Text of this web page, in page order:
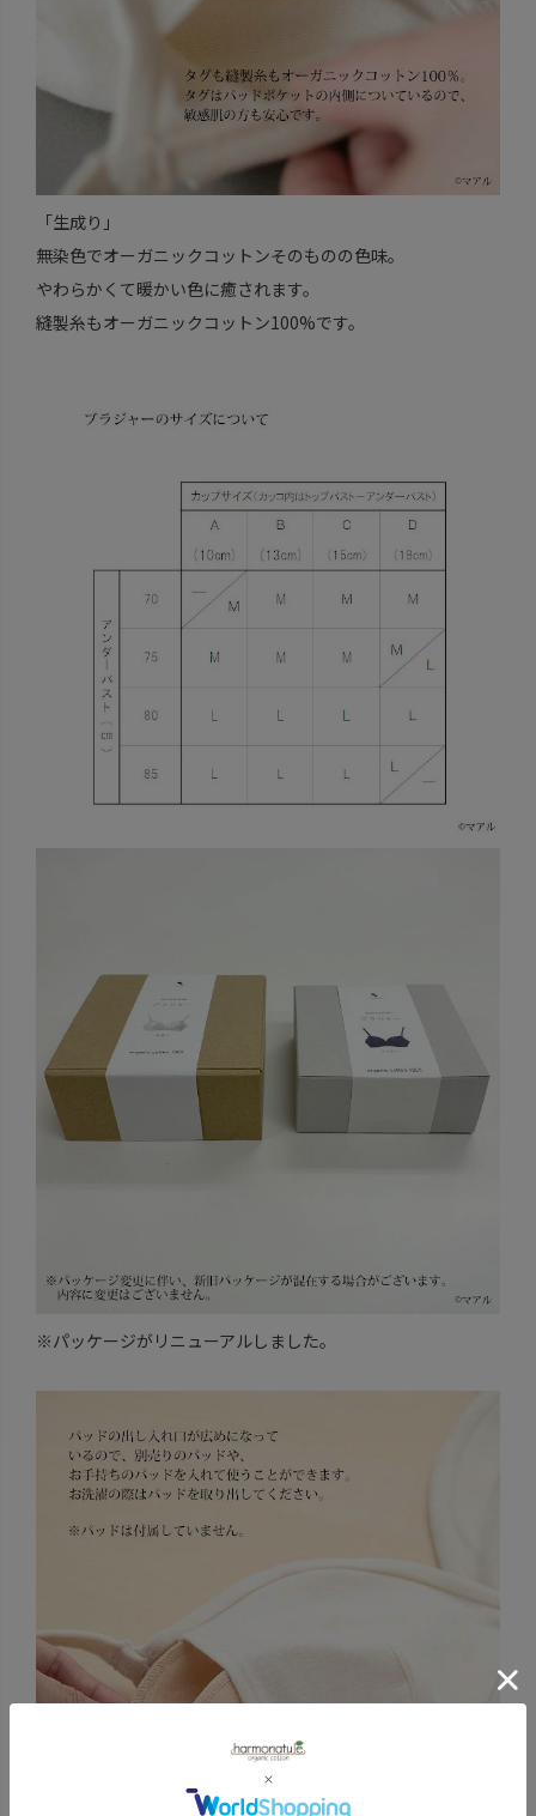
「生成り」
無染色でオーガニックコットンそのものの色味。
やわらかくて暖かい色に癒されます。
縫製糸もオーガニックコットン100%です。
※パッケージがリニューアルしました。